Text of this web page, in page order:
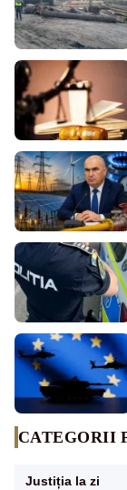
CATEGORII
Justiția la zi